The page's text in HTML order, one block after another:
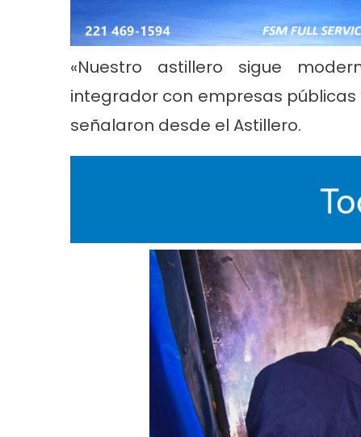
«Nuestro astillero sigue
integrador con empresas
señalaron desde el Astillero.